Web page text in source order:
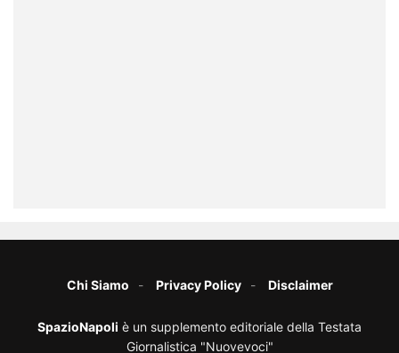
Chi Siamo Privacy Policy Disclaimer
SpazioNapoli è un supplemento editoriale della Testata
Giornalistica "Nuovevoci"